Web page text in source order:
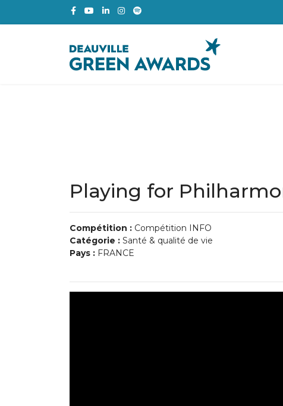
Playing for
Compétition : Compétition INFO
Catégorie : Santé & qualité de vie
Pays : FRANCE